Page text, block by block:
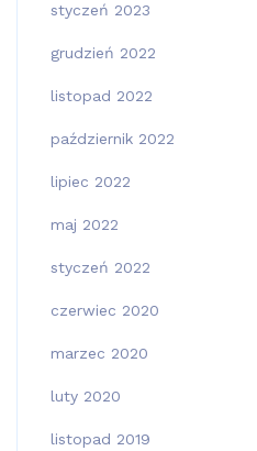
styczeń 2023
grudzień 2022
listopad 2022
październik 2022
lipiec 2022
maj 2022
styczeń 2022
czerwiec 2020
marzec 2020
luty 2020
listopad 2019